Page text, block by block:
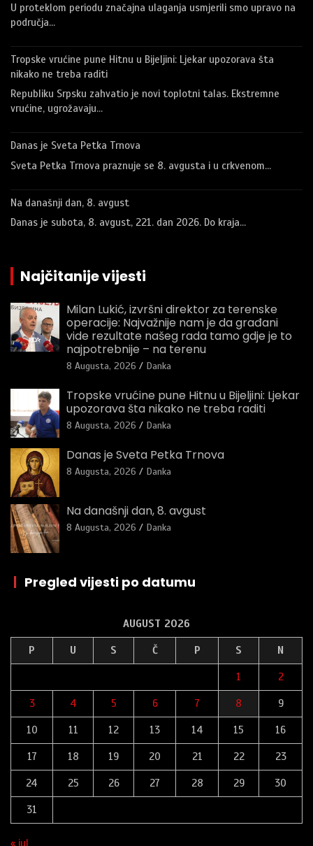
U proteklom periodu značajna ulaganja usmjerili smo upravo na
područja…
Tropske vrućine pune Hitnu u Bijeljini: Ljekar upozorava šta
nikako ne treba raditi
Republiku Srpsku zahvatio je novi toplotni talas. Ekstremne
vrućine, ugrožavaju…
Danas je Sveta Petka Trnova
Sveta Petka Trnova praznuje se 8. avgusta i u crkvenom…
Na današnji dan, 8. avgust
Danas je subota, 8. avgust, 221. dan 2026. Do kraja…
Najčitanije vijesti
Milan Lukić, izvršni direktor za terenske
operacije: Najvažnije nam je da građani
vide rezultate našeg rada tamo gdje je to
najpotrebnije – na terenu
8 Augusta, 2026 Danka
Tropske vrućine pune Hitnu u Bijeljini: Ljekar
upozorava šta nikako ne treba raditi
8 Augusta, 2026 Danka
Danas je Sveta Petka Trnova
8 Augusta, 2026 Danka
Na današnji dan, 8. avgust
8 Augusta, 2026 Danka
| Pregled vijesti po datumu
AUGUST 2026
P U S Č P S N
1 2
3 4 5 6 7 8 9
10 11 12 13 14 15 16
17 18 19 20 21 22 23
24 25 26 27 28 29 30
31
« jul